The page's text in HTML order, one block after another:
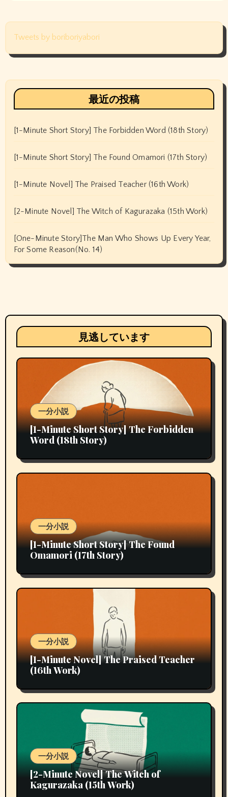
Tweets by boriboriyabori
最近の投稿
[1-Minute Short Story] The Forbidden Word (18th Story)
[1-Minute Short Story] The Found Omamori (17th Story)
[1-Minute Novel] The Praised Teacher (16th Work)
[2-Minute Novel] The Witch of Kagurazaka (15th Work)
[One-Minute Story]The Man Who Shows Up Every Year,
For Some Reason(No. 14)
見逃しています
一分小説
[1-Minute Short Story] The Forbidden
Word (18th Story)
一分小説
[1-Minute Short Story] The Found
Omamori (17th Story)
一分小説
[1-Minute Novel] The Praised Teacher
(16th Work)
一分小説
[2-Minute Novel] The Witch of
Kagurazaka (15th Work)